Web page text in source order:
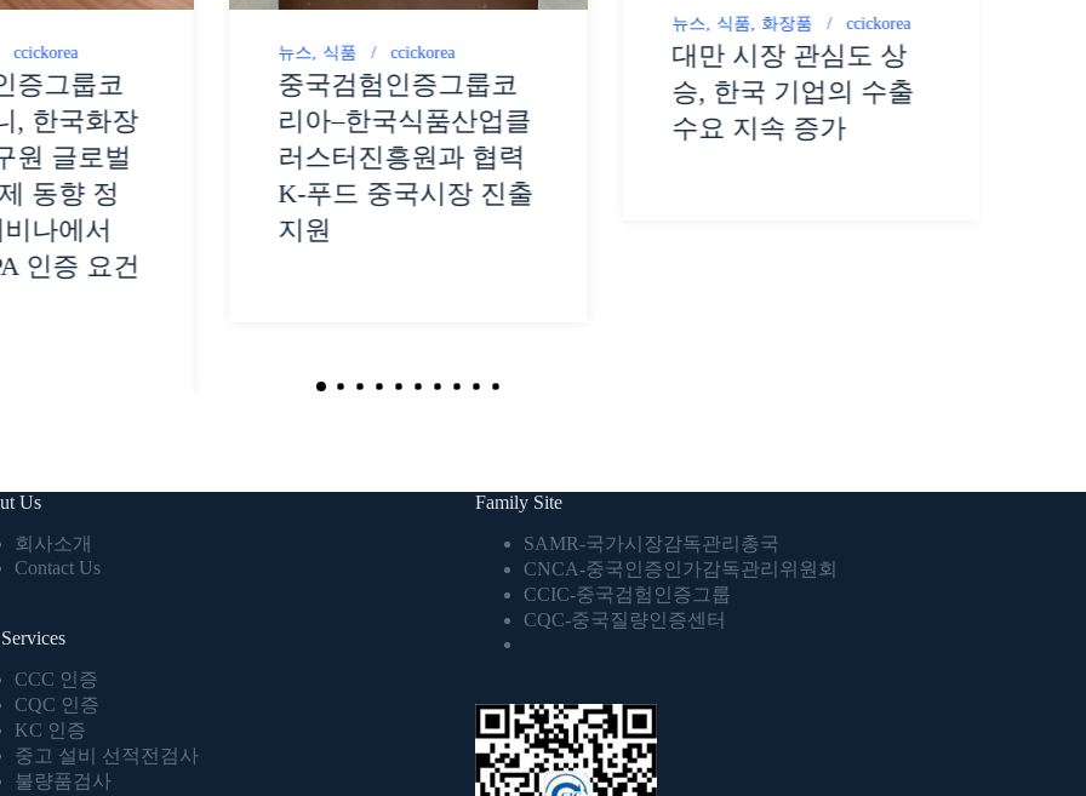
ccickorea
증그룹코
, 한국화장
원 글로벌
동향 정
나에서
인증 요건
뉴스 식품 ccickorea
중국검험인증그룹코
리아–한국식품산업클
러스터진흥원과 협력
K-푸드 중국시장 진출
지원
뉴스 식품 화장품 ccickorea
대만 시장 관심도 상
승, 한국 기업의 수출
수요 지속 증가
Us
회사소개
Contact Us
CCC 인증
CQC 인증
KC 인증
중고 설비 선적전검사
불량품검사
Family Site
SAMR-국가시장감독관리총국
CNCA-중국인증인가감독관리위원회
CCIC-중국검험인증그룹
CQC-중국질량인증센터